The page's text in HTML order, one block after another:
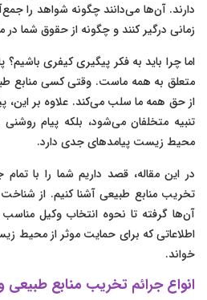
دارند. آن‌ها می‌دانند چگونه شواهد را
زمانی درگیر کنند و چگونه از حقوق شما در
اما چرا باید به فکر پیگیری کیفری
متعلق به همه ماست. وقتی کسی منابع
از حق همه ما سلب می‌کند. علاوه بر این،
تنبیه متخلفان می‌شود، بلکه پیام
محیط زیست پیامدهای جدی دارد.
در این مقاله، قصد داریم شما را با
تخریب منابع طبیعی آشنا کنیم. از
آن‌ها گرفته تا نحوه انتخاب وکیل
اطلاعاتی که برای حمایت موثر از محیط
خواند.
انواع جرائم تخریب منابع